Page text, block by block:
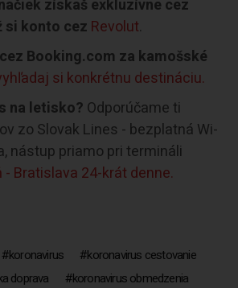
získaš exkluzívne cez
si konto cez Revolut.
Booking.com za kamošské
si konkrétnu destináciu.
na letisko? Odporúčame ti
zo Slovak Lines - bezplatná Wi-
nástup priamo pri termináli
- Bratislava 24-krát denne.
koronavirus
koronavirus cestovanie
doprava
koronavirus obmedzenia